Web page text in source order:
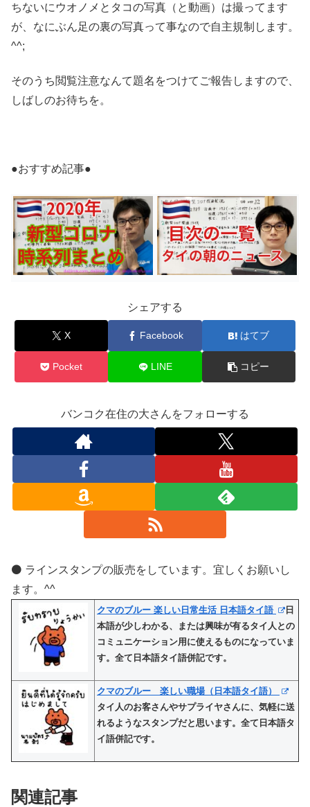
ちないにウオノメとタコの写真（と動画）は撮ってます
が、なにぶん足の裏の写真って事なので自主規制します。
^^;
そのうち閲覧注意なんて題名をつけてご報告しますので、
しばしのお待ちを。
●おすすめ記事●
シェアする
X Facebook はてブ
Pocket LINE コピー
バンコク在住の大さんをフォローする
⚫️ ラインスタンプの販売をしています。宜しくお願いし
ます。^^
クマのブルー 楽しい日常生活 日本語タイ語
日
本語が少しわかる、または興味が有るタイ人との
コミュニケーション用に使えるものになっていま
す。全て日本語タイ語併記です。
クマのブルー 楽しい職場（日本語タイ語）
タイ人のお客さんやサプライヤさんに、気軽に送
れるようなスタンプだと思います。全て日本語タ
イ語併記です。
関連記事